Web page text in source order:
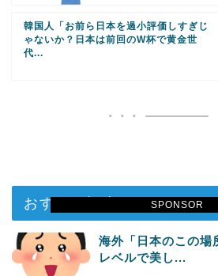
SPONSOR
韓国人「お前ら日本を過小評価しすぎじ
ゃないか？日本は前回のW杯で黄金世
代...
おすすめ記事
海外「日本のこの場
レベルで美し...